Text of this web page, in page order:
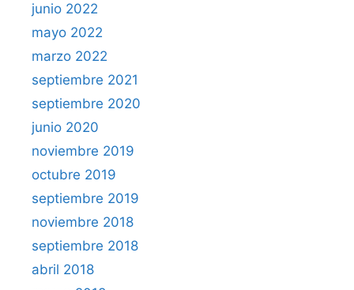
junio 2022
mayo 2022
marzo 2022
septiembre 2021
septiembre 2020
junio 2020
noviembre 2019
octubre 2019
septiembre 2019
noviembre 2018
septiembre 2018
abril 2018